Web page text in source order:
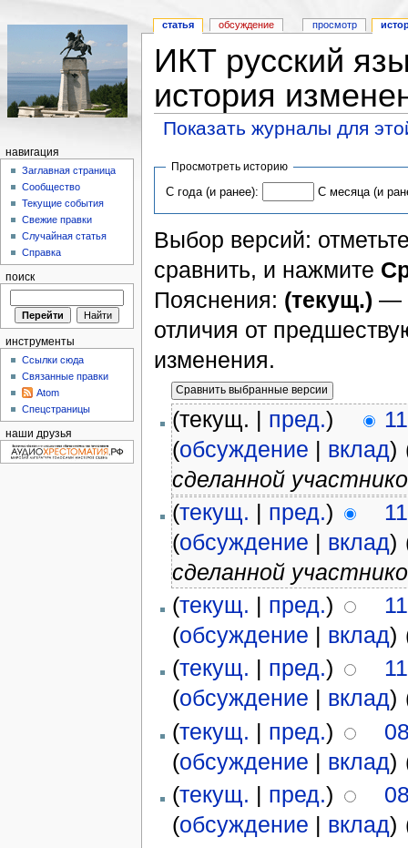
ИКТ русский
история
Показать журналы для
Просмотреть историю
С года (и ранее): С месяца (и
Выбор версий:
сравнить, и нажмите
Пояснения: (текущ.) —
отличия от
изменения.
(текущ. | пред.)
(обсуждение | вклад)
сделанной
(текущ. | пред.)
(обсуждение | вклад)
сделанной
(текущ. | пред.)
(обсуждение | вклад)
(текущ. | пред.)
(обсуждение | вклад)
(текущ. | пред.)
(обсуждение | вклад)
(текущ. | пред.)
(обсуждение | вклад)
статья обсуждение просмотр
навигация
Заглавная страница
Сообщество
Текущие события
Свежие правки
Случайная статья
Справка
поиск
инструменты
Ссылки сюда
Связанные правки
Atom
Спецстраницы
наши друзья